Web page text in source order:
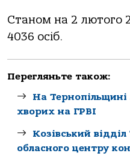
Станом на 2 лютого
4036 осіб.
Перегляньте також:
На Тернопільщині
хворих на ГРВІ
Козівський
обласного центру